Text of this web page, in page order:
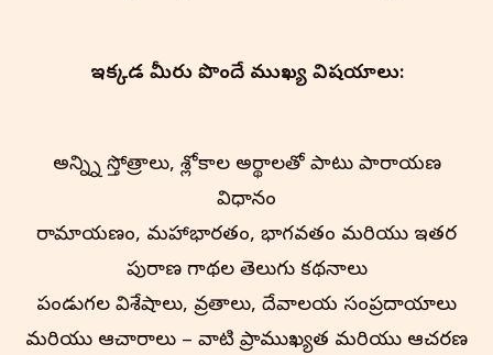
ఇక్కడ మీరు పొందే ముఖ్య విషయాలు:
అన్న్ని స్తోత్రాలు, శ్లోకాల అర్థాలతో పాటు పారాయణ
విధానం
రామాయణం, మహాభారతం, భాగవతం మరియు ఇతర
పురాణ గాథల తెలుగు కథనాలు
పండుగల విశేషాలు, వ్రతాలు, దేవాలయ సంప్రదాయాలు
మరియు ఆచారాలు – వాటి ప్రాముఖ్యత మరియు ఆచరణ